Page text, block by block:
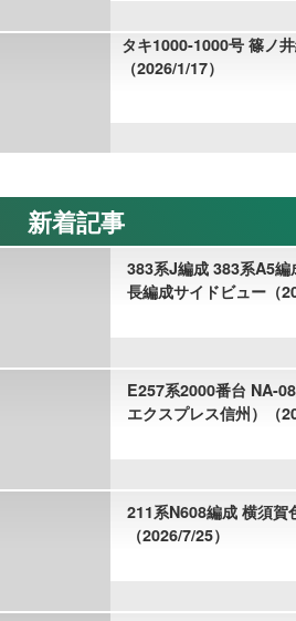
タキ1000-1000号 篠ノ
（2026/1/17）
新着記事
383系J編成 383系A5編
長編成サイドビュー（
E257系2000番台 NA-
エクスプレス信州）（
211系N608編成 横須賀
（2026/7/25）